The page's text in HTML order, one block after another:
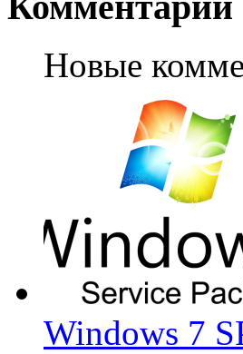
Новые
Windows 7